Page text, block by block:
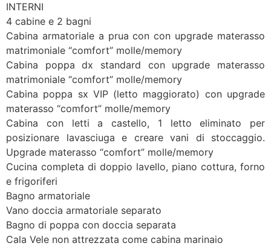
INTERNI
4 cabine e 2 bagni
Cabina armatoriale a prua con con upgrade materasso
matrimoniale “comfort” molle/memory
Cabina poppa dx standard con upgrade materasso
matrimoniale “comfort” molle/memory
Cabina poppa sx VIP (letto maggiorato) con upgrade
materasso “comfort” molle/memory
Cabina con letti a castello, 1 letto eliminato per
posizionare lavasciuga e creare vani di stoccaggio.
Upgrade materasso “comfort” molle/memory
Cucina completa di doppio lavello, piano cottura, forno
e frigoriferi
Bagno armatoriale
Vano doccia armatoriale separato
Bagno di poppa con doccia separata
Cala Vele non attrezzata come cabina marinaio